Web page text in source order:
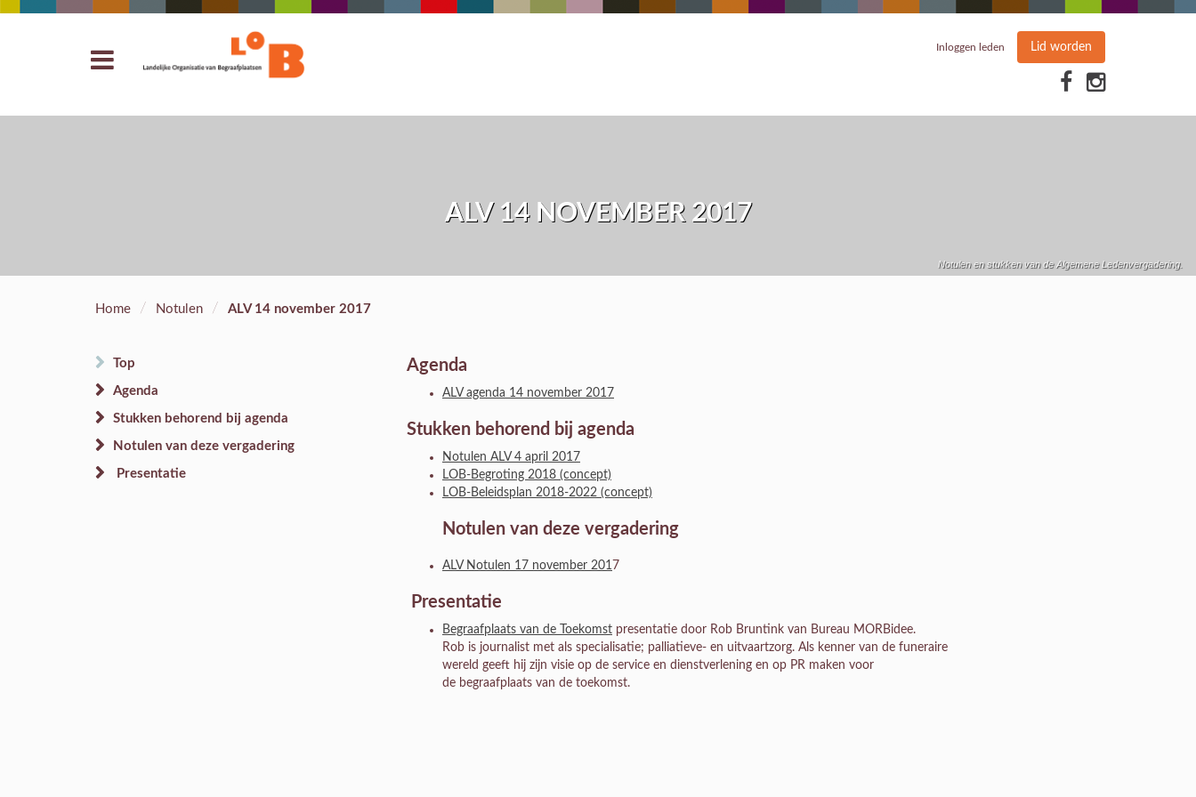
Inloggen leden Lid worden
ALV 14 NOVEMBER 2017
Notulen en stukken van de Algemene Ledenvergadering.
Home / Notulen / ALV 14 november 2017
Top
Agenda
Stukken behorend bij agenda
Notulen van deze vergadering
Presentatie
Agenda
ALV agenda 14 november 2017
Stukken behorend bij agenda
Notulen ALV 4 april 2017
LOB-Begroting 2018 (concept)
LOB-Beleidsplan 2018-2022 (concept)
Notulen van deze vergadering
ALV Notulen 17 november 2017
Presentatie
Begraafplaats van de Toekomst presentatie door Rob Bruntink van Bureau MORBidee.
Rob is journalist met als specialisatie; palliatieve- en uitvaartzorg. Als kenner van de funeraire
wereld geeft hij zijn visie op de service en dienstverlening en op PR maken voor
de begraafplaats van de toekomst.